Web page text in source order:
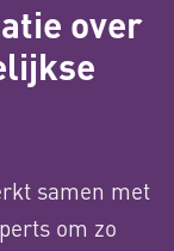
over
samen met
om zo